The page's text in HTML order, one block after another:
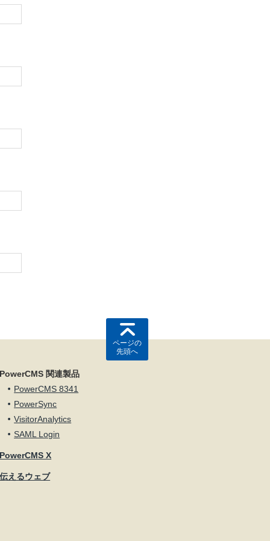
ページの
先頭へ
PowerCMS 関連製品
PowerCMS 8341
PowerSync
VisitorAnalytics
SAML Login
PowerCMS X
伝えるウェブ